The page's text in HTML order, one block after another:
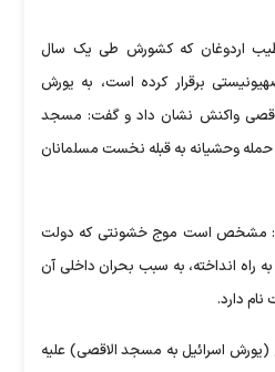
اردوغان که کشورش طی یک سال
برقرار کرده است، به یورش
واکنش نشان داد و گفت: مسجد
وحشیانه به قبله نخست مسلمانان
مشخص است موج خشونتی که دولت
راه انداخته، به سبب بحران داخلی آن
دارد.
(یورش اسرائیل به مسجد الاقصی) علیه